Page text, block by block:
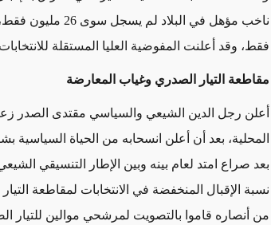
فقط، وقد أعلنت المفوضية العليا المستقلة للانتخابات
مقاطعة التيار الصدري وغياب المعارضة
أعلن رجل الدين الشيعي والسياسي مقتدى الصدر
المحلية، بعد أن أعلن انسحابه من الحياة
بعد صراع امتد لعام بينه وبين الإطار التنسيقي
نسبة الإقبال المنخفضة في الانتخابات لمقاطعة
من أنصاره قاموا بالتصويت لمرشحي موالين